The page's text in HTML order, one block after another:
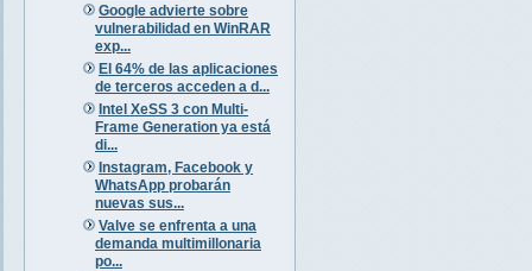
Google advierte sobre
vulnerabilidad en WinRAR
exp...
El 64% de las aplicaciones
de terceros acceden a d...
Intel XeSS 3 con Multi-
Frame Generation ya está
di...
Instagram, Facebook y
WhatsApp probarán
nuevas sus...
Valve se enfrenta a una
demanda multimillonaria
po...